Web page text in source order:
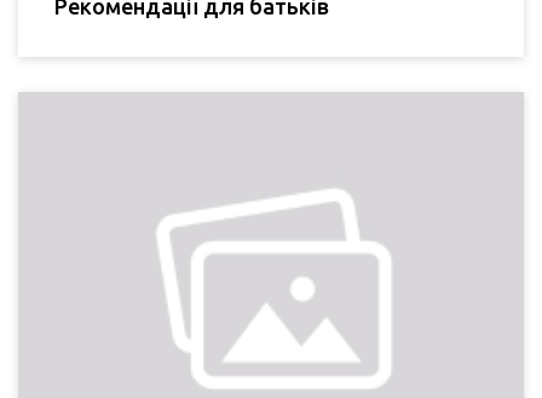
Рекомендації для батьків